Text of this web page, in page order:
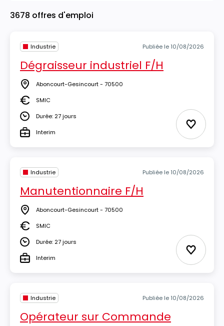
3678 offres d'emploi
Industrie Publiée le 10/08/2026
Dégraisseur industriel F/H
Lieu Aboncourt-Gesincourt - 70500
Salaire
SMIC
DuréeDurée: 27 jours
TypeInterim Ajouter
Industrie Publiée le 10/08/2026
Manutentionnaire F/H
Lieu Aboncourt-Gesincourt - 70500
Salaire
SMIC
DuréeDurée: 27 jours
TypeInterim Ajouter
Industrie Publiée le 10/08/2026
Opérateur sur Commande